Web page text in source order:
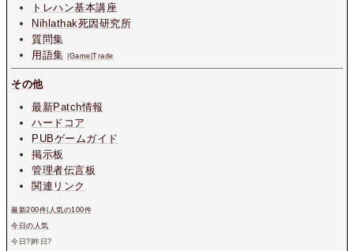
トレハン基本講座
Nihlathak死因研究所
質問集
用語集
Game |Trade
その他
最新Patch情報
ハードコア
PUBゲームガイド
掲示板
管理者伝言板
関連リンク
最新200件 人気の100件
今日の人気
今日? |昨日?